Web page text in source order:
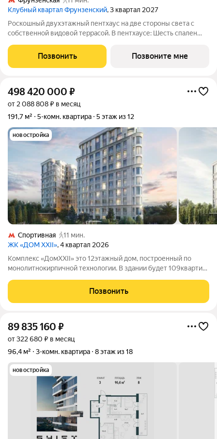
Клубный квартал Фрунзенский, 3 квартал 2027
Роскошный двухэтажный пентхаус на две стороны света с
собственной видовой террасой. В пентхаусе: Шесть спален
самых желанных районов
Позвонить Позвоните мне
498 420 000 ₽
от 2 088 808 ₽ в месяц
191,7 м²
5-комн. квартира 5 этаж из 12
новостройка
Спортивная
11 мин.
ЖК «ДОМ XXII», 4 квартал 2026
Комплекс «ДомXXII» это 12этажный дом, построенный по
монолитнокирпичной технологии. В здании будет 109квартир
патио и пентхаусами. Потолки в квартирах достаточно
Позвонить
89 835 160 ₽
от 322 680 ₽ в месяц
96,4 м²
3-комн. квартира 8 этаж из 18
новостройка